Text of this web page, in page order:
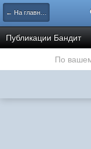
← На главную
Публикации Бандит
По